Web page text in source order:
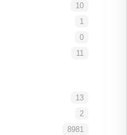
10
1
0
11
13
2
8981